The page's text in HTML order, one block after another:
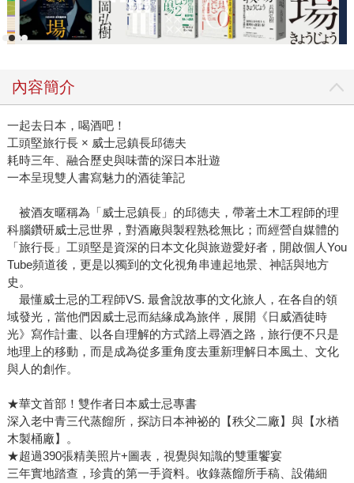
內容簡介
一起去日本，喝酒吧！
工頭堅旅行長 × 威士忌鎮長邱德夫
耗時三年、融合歷史與味蕾的深日本壯遊
一本呈現雙人書寫魅力的酒徒筆記
被酒友暱稱為「威士忌鎮長」的邱德夫，帶著土木工程師的理
科腦鑽研威士忌世界，對酒廠與製程熟稔無比；而經營自媒體的
「旅行長」工頭堅是資深的日本文化與旅遊愛好者，開啟個人You
Tube頻道後，更是以獨到的文化視角串連起地景、神話與地方
史。
最懂威士忌的工程師VS. 最會說故事的文化旅人，在各自的領
域發光，當他們因威士忌而結緣成為旅伴，展開《日威酒徒時
光》寫作計畫、以各自理解的方式踏上尋酒之路，旅行便不只是
地理上的移動，而是成為從多重角度去重新理解日本風土、文化
與人的創作。
★華文首部！雙作者日本威士忌專書
深入老中青三代蒸餾所，探訪日本神祕的【秩父二廠】與【水楢
木製桶廠】。
★超過390張精美照片+圖表，視覺與知識的雙重饗宴
三年實地踏查，珍貴的第一手資料。收錄蒸餾所手稿、設備細